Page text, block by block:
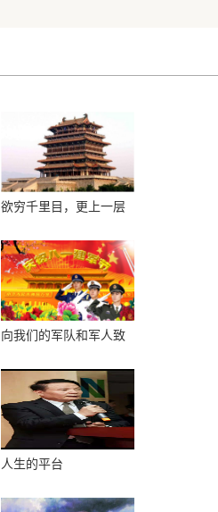
欲穷千里目，更上一层
向我们的军队和军人致
人生的平台